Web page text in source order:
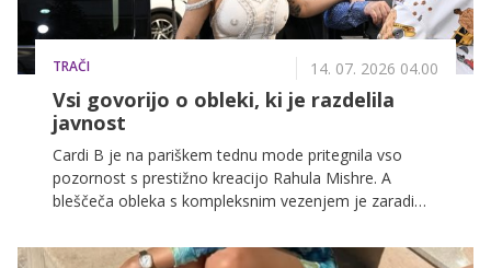
TRAČI 14. 07. 2026 04.00
Vsi govorijo o obleki, ki je razdelila
javnost
Cardi B je na pariškem tednu mode pritegnila vso
pozornost s prestižno kreacijo Rahula Mishre. A
bleščeča obleka s kompleksnim vezenjem je zaradi
razgrete razprave na družbenih omrežjih.